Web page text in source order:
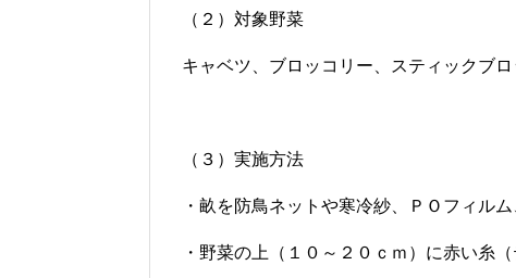
（２）対象野菜
キャベツ、ブロッコリー、スティックブ
（３）実施方法
・畝を防鳥ネットや寒冷紗、ＰＯフィル
・野菜の上（１０～２０ｃｍ）に赤い糸